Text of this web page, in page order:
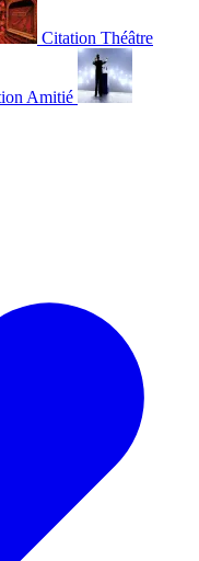
Citation Théâtre
Amitié